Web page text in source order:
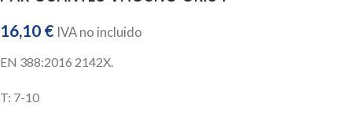
16,10 € IVA no incluido
EN 388:2016 2142X.
T: 7-10